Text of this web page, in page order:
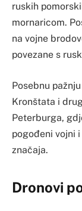
ruskih
mornaricom.
na vojne
povezane s
Posebnu
Kronštata i
Peterburga,
pogođeni vojni
značaja.
Dronovi